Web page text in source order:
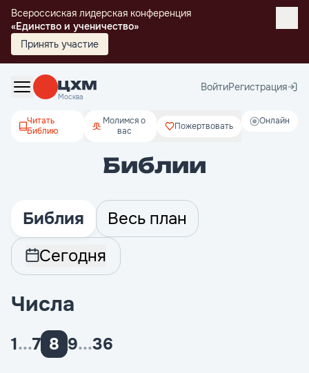
Всероссиская лидерская конференция
«Единство и ученичество»
Принять участие
Москва
ВойтиРегистрация
Онлайн
Читать
Библию
Молимся о
вас
Пожертвовать
Библии
Библия
Весь план
Сегодня
Числа
1...7 8 9...36